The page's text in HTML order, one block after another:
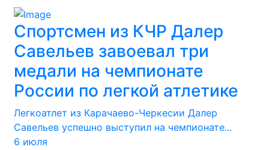
Спортсмен из КЧР Далер
Савельев завоевал три
медали на чемпионате
России по легкой атлетике
Легкоатлет из Карачаево-Черкесии Далер
Савельев успешно выступил на чемпионате...
6 июля